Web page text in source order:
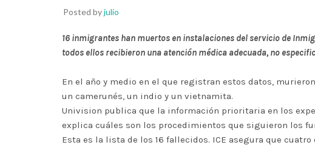
Posted byjulio
16 inmigrantes han muertos en instalaciones del servicio de
todos ellos recibieron una atención médica adecuada, no
En el año y medio en el que registran estos datos,
un camerunés, un indio y un vietnamita.
Univision publica que la información prioritaria en los
explica cuáles son los procedimientos que siguieron los
Esta es la lista de los 16 fallecidos. ICE asegura que